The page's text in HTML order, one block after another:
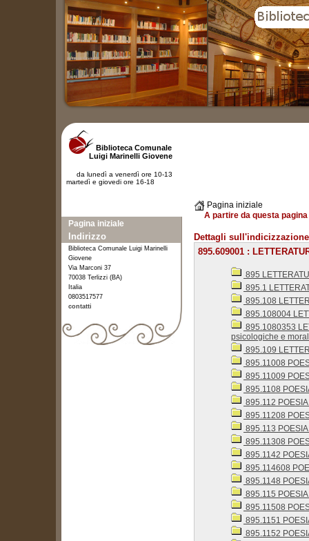
Pagina iniziale
A partire da questa
Dettagli sull'indicizzazione
895.609001 :
895
895.1
895.108
895.108004
895.1080353
psicologiche e
895.109
895.11008
895.11009
895.1108
895.112
895.11208
895.113
895.11308
895.1142
895.114608
895.1148
895.115
895.11508
895.1151
895.1152
Biblioteca Comunale
Luigi Marinelli Giovene
da lunedì a venerdì ore 10-13
martedì e giovedi ore 16-18
Pagina iniziale
Indirizzo
Biblioteca Comunale Luigi Marinelli
Giovene
Via Marconi 37
70038 Terlizzi (BA)
Italia
0803517577
contatti